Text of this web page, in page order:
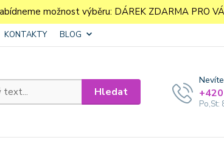
možnost výběru: DÁREK ZDARMA PRO
KONTAKTY BLOG
Hledat
Po,St: